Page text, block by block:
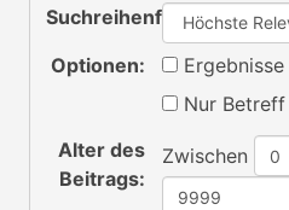
Suchreihenfolge:
Optionen:
Ergebnisse
Nur Betreff
Alter des
Beitrags:
Zwischen